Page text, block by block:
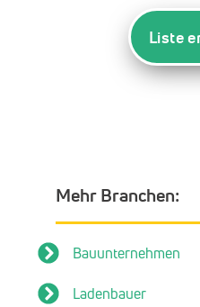
Liste
Mehr Branchen:
Bauunternehmen
Ladenbauer